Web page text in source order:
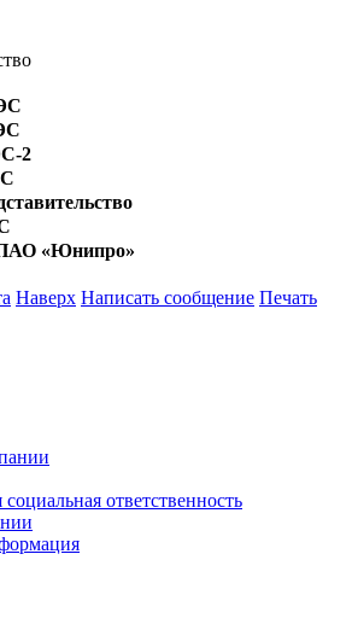
2
«Юнипро»
Наверх Написать сообщение Печать
ответственность